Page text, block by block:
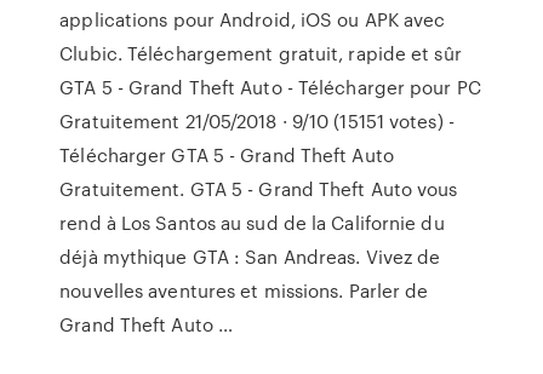
applications pour Android, iOS ou APK avec
Clubic. Téléchargement gratuit, rapide et sûr
GTA 5 - Grand Theft Auto - Télécharger pour PC
Gratuitement 21/05/2018 · 9/10 (15151 votes) -
Télécharger GTA 5 - Grand Theft Auto
Gratuitement. GTA 5 - Grand Theft Auto vous
rend à Los Santos au sud de la Californie du
déjà mythique GTA : San Andreas. Vivez de
nouvelles aventures et missions. Parler de
Grand Theft Auto …